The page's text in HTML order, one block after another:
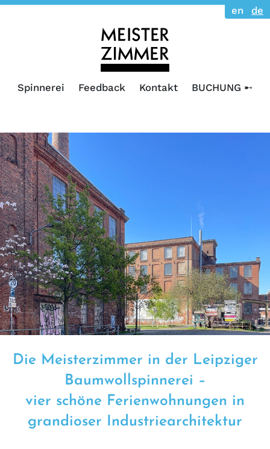
en de
Spinnerei Feedback Kontakt BUCHUNG ➸
Die Meisterzimmer in der Leipziger
Baumwollspinnerei –
vier schöne Ferienwohnungen in
grandioser Industriearchitektur